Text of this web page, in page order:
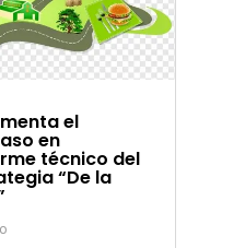
el
en
técnico del
“De la